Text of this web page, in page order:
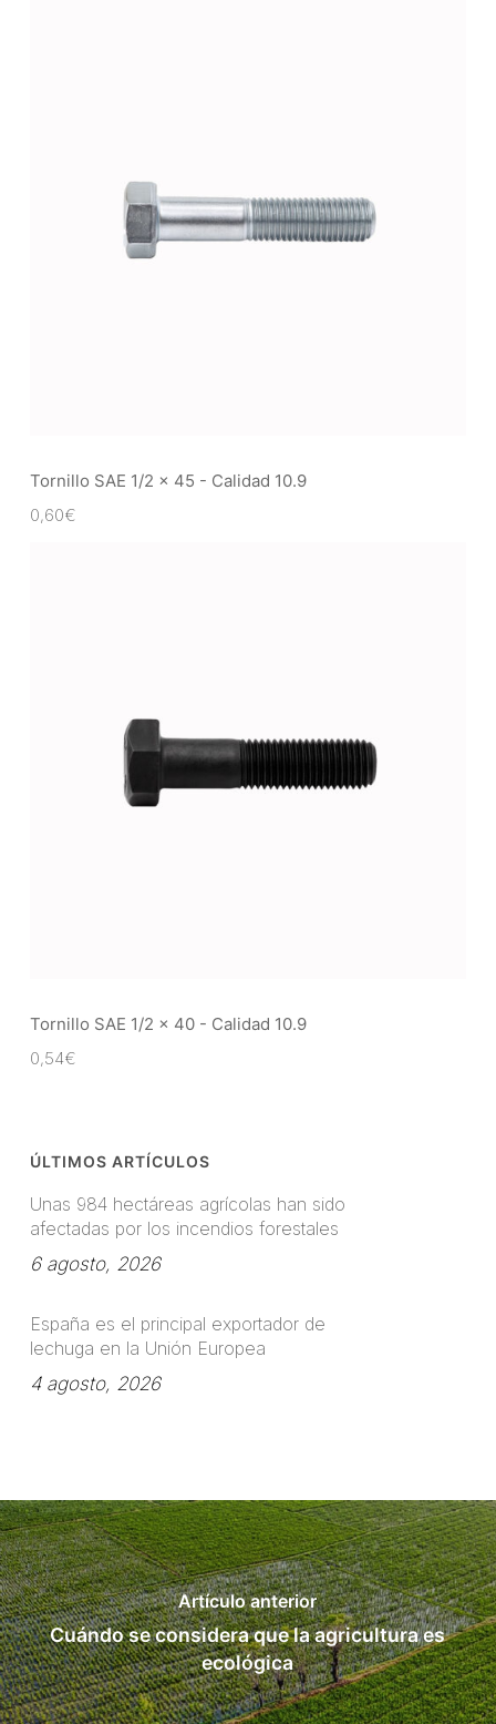
Tornillo SAE 1/2 x 45 - Calidad 10.9
0,60€
Tornillo SAE 1/2 x 40 - Calidad 10.9
0,54€
ÚLTIMOS ARTÍCULOS
Unas 984 hectáreas agrícolas han sido
afectadas por los incendios forestales
6 agosto, 2026
España es el principal exportador de
lechuga en la Unión Europea
4 agosto, 2026
Artículo anterior
Cuándo se considera que la agricultura es
ecológica